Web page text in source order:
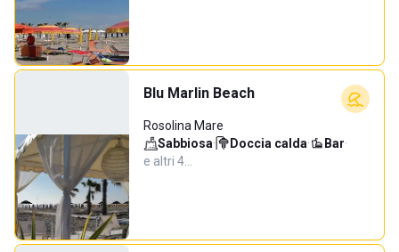
Blu Marlin Beach
Rosolina Mare
Sabbiosa· Doccia calda· Bar·
e altri 4…